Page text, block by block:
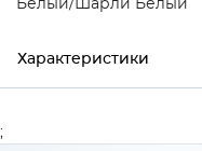
Белый/Шарли Белый
Характеристики
;